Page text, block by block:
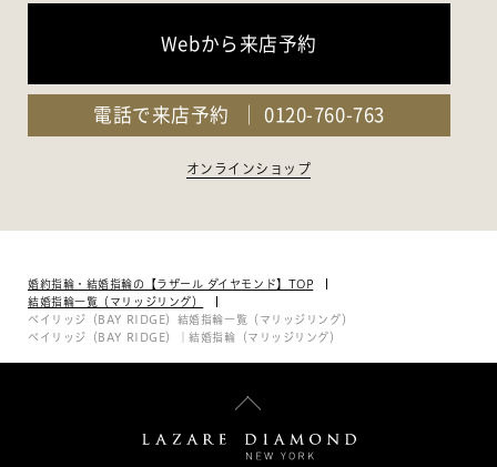
Webから来店予約
電話で来店予約 0120-760-763
オンラインショップ
婚約指輪・結婚指輪の【ラザール ダイヤモンド】TOP
結婚指輪一覧（マリッジリング）
ベイリッジ（BAY RIDGE）結婚指輪一覧（マリッジリング）
ベイリッジ（BAY RIDGE）｜結婚指輪（マリッジリング）